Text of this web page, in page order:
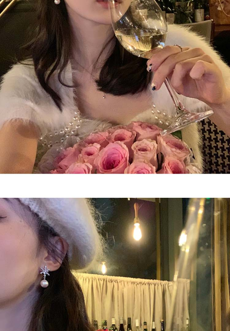
恩沛科技股份有限公司將有權停止該用戶之使用額度並採取法律行動。
海外配送 查看運費